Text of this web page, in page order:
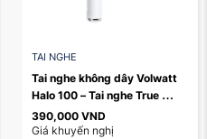
TAI NGHE
Tai nghe không dây Volwatt
Halo 100 – Tai nghe True
Wireless Stereo| Bluetooth
5.4
390,000 VND
Giá khuyến nghị